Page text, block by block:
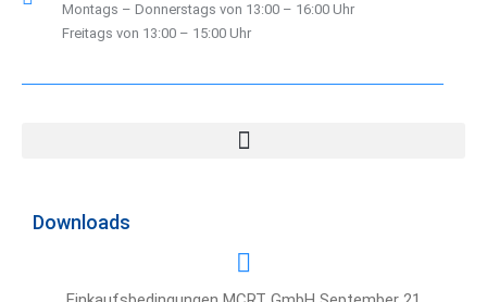
Montags – Donnerstags von 13:00 – 16:00 Uhr
Freitags von 13:00 – 15:00 Uhr
Downloads